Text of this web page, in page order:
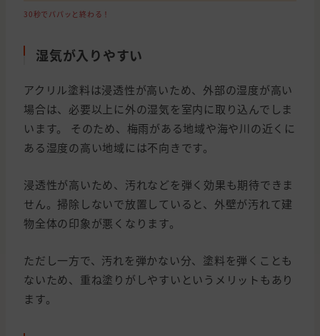
30秒でパパッと終わる！
湿気が入りやすい
アクリル塗料は浸透性が高いため、外部の湿度が高い
場合は、必要以上に外の湿気を室内に取り込んでしま
います。 そのため、梅雨がある地域や海や川の近くに
ある湿度の高い地域には不向きです。
浸透性が高いため、汚れなどを弾く効果も期待できま
せん。掃除しないで放置していると、外壁が汚れて建
物全体の印象が悪くなります。
ただし一方で、汚れを弾かない分、塗料を弾くことも
ないため、重ね塗りがしやすいというメリットもあり
ます。